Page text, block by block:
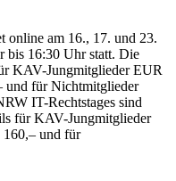
online am 16., 17. und 23.
bis 16:30 Uhr statt. Die
KAV-Jungmitglieder EUR
für Nichtmitglieder
IT-Rechtstages sind
für KAV-Jungmitglieder
und für